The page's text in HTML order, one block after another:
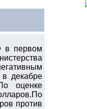
в первом
в декабре
оценке
против